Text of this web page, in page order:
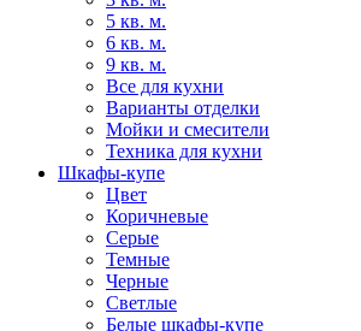
5 кв. м.
6 кв. м.
9 кв. м.
Все для кухни
Варианты отделки
Мойки и смесители
Техника для кухни
Шкафы-купе
Цвет
Коричневые
Серые
Темные
Черные
Светлые
Белые шкафы-купе